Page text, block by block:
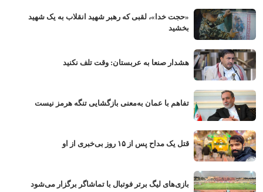
«حجت خدا»، لقبی که رهبر شهید انقلاب به یک شهید
بخشید
هشدار صنعا به عربستان: وقت تلف نکنید
تفاهم با عمان به‌معنی بازگشایی تنگه هرمز نیست
قتل یک مداح پس از ۱۵ روز بی‌خبری از او
بازی‌های لیگ برتر فوتبال با تماشاگر برگزار می‌شود